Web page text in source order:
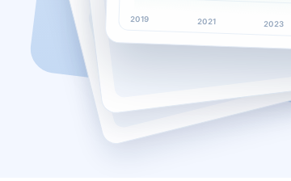
2019 2021 2023